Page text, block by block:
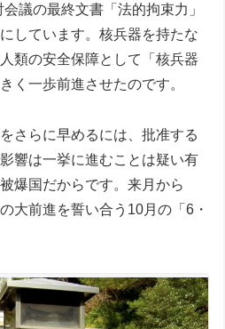
議の最終文書「法的拘束力」
しています。核兵器を持たな
類の安全保障として「核兵器
く一歩前進させたのです。
さらに早めるには、批准する
響は一挙に進むことは疑い有
爆国だからです。来月から
大前進を誓い合う10月の「6・